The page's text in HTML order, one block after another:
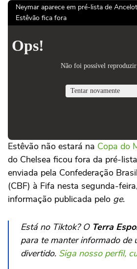
Neymar aparece em pré-lista de
Estêvão fica fora
Estêvão não estará na Copa do
do Chelsea ficou fora da pré-
enviada pela Confederação
(CBF) à Fifa nesta segunda-
informação publicada pelo ge.
Está no Tiktok? O Terra
para te manter informado de
divertido. Siga nosso perfil,